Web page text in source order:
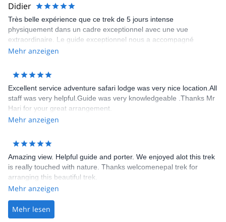
Didier
Très belle expérience que ce trek de 5 jours intense
physiquement dans un cadre exceptionnel avec une vue
extraordinaire. Le guide exceptionnel nous a accompagné
jusqu’au bout de ce trek. Il connaît parfaitement les sentiers les
époustouflants. Je le recommande chaleureusement et le
remercie encore
Mehr anzeigen
Excellent service adventure safari lodge was very nice location.All
staff was very helpful.Guide was very knowledgeable .Thanks Mr
Hari for your great arrangement.
Mehr anzeigen
Amazing view. Helpful guide and porter. We enjoyed alot this trek
is really touched with nature. Thanks welcomenepal trek for
arranging this beautiful trek.
Mehr anzeigen
Mehr lesen